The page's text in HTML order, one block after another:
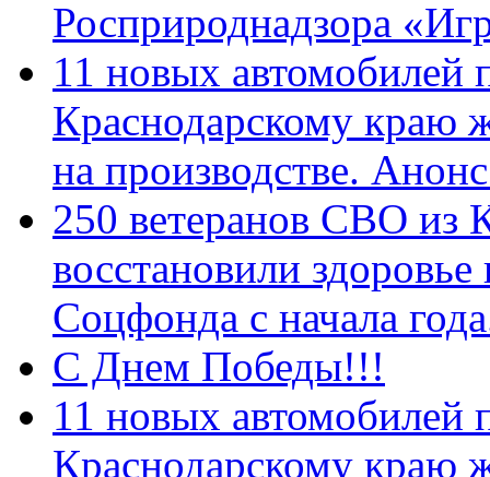
Росприроднадзора
11 новых автомобилей
Краснодарскому краю
на производстве.
250 ветеранов СВО из
восстановили
Соцфонда с начала
С Днем Победы!!!
11 новых автомобилей
Краснодарскому краю